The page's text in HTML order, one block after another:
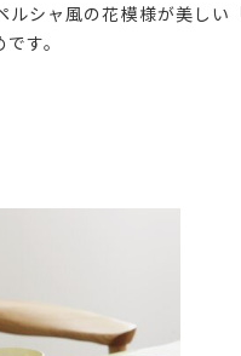
ルシャ風の花模様が美し
す。